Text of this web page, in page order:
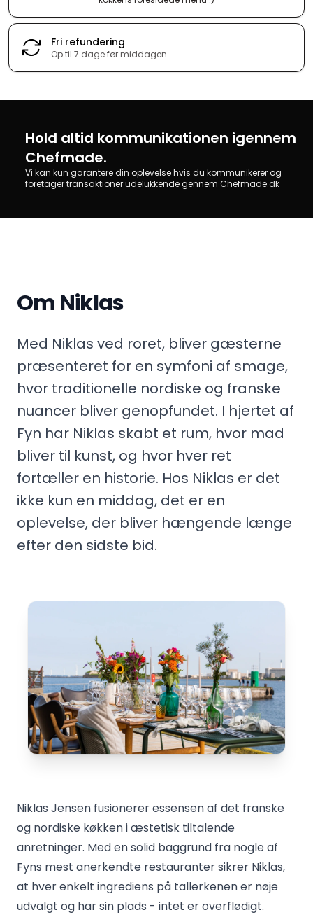
Fri refundering
Op til 7 dage før middagen
Hold altid kommunikationen igennem
Chefmade.
Vi kan kun garantere din oplevelse hvis du kommunikerer og
foretager transaktioner udelukkende gennem Chefmade.dk
Om Niklas
Med Niklas ved roret, bliver gæsterne
præsenteret for en symfoni af smage,
hvor traditionelle nordiske og franske
nuancer bliver genopfundet. I hjertet af
Fyn har Niklas skabt et rum, hvor mad
bliver til kunst, og hvor hver ret
fortæller en historie. Hos Niklas er det
ikke kun en middag, det er en
oplevelse, der bliver hængende længe
efter den sidste bid.
Niklas Jensen fusionerer essensen af det franske
og nordiske køkken i æstetisk tiltalende
anretninger. Med en solid baggrund fra nogle af
Fyns mest anerkendte restauranter sikrer Niklas,
at hver enkelt ingrediens på tallerkenen er nøje
udvalgt og har sin plads - intet er overflødigt.